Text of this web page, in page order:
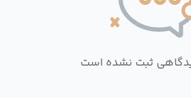
ثبت نشده است